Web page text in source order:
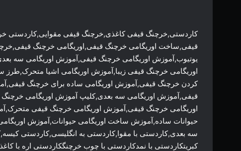
کاردستی,خرچنگ قیفی کاغذی,خرچنگ قیفی
قیفی,ساخت اوریگامی خرچنگ قیفی,اوریگامی خرچنگ
یوتیوب,آموزش اوریگامی خرچنگ قیفی,آموزش اوریگامی سه
اوریگامی خرچنگ قیفی زیبا,آموزش اوریگامی اشیا
کردن خرچنگ قیفی,آموزش اوریگامی ساده برای خرچنگ
قیفی,آموزش اوریگامی سه بعدی,کلیپ آموزش اوریگامی
اوریگامی خرچنگ قیفی,آموزش اوریگامی خرچنگ قیفی
حیوانات ساده,آموزش ساخت اوریگامی حیوانات,آموزش
سه بعدی,کاردستی با مقوا,کاردستی به انگلیسی,کاردستی